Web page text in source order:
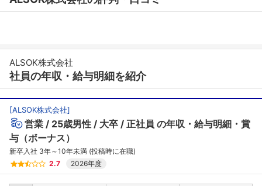
ALSOK株式会社
社員の年収・給与明細を紹介
[ALSOK株式会社]
営業 25歳男性 大卒 正社員 の年収・給与明細・賞
与（ボーナス）
新卒入社 3年～10年未満 (投稿時に在職)
2.7
2026年度